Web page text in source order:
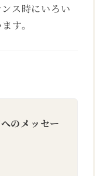
ス時にいろい
す。
のメッセー